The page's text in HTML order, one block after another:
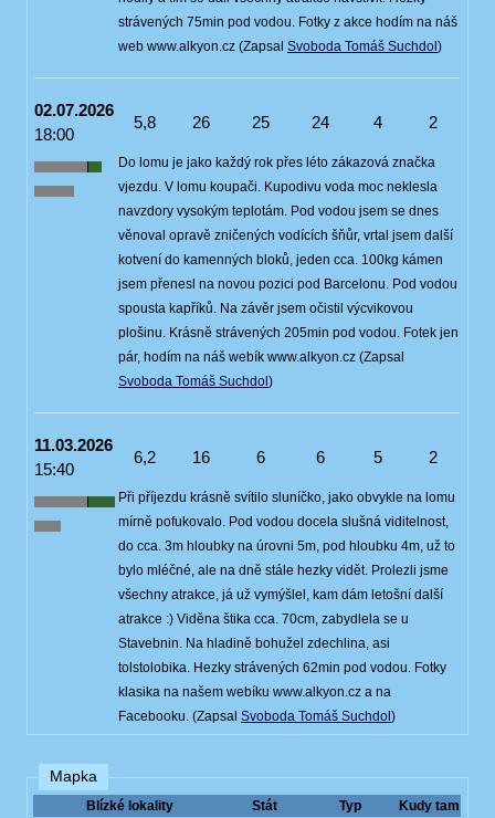
strávených 75min pod vodou. Fotky z akce hodím na náš
web www.alkyon.cz (Zapsal Svoboda Tomáš Suchdol )
02.07.2026
18:00
5,8 26 25 24 4 2
Do lomu je jako každý rok přes léto zákazová značka
vjezdu. V lomu koupači. Kupodivu voda moc neklesla
navzdory vysokým teplotám. Pod vodou jsem se dnes
věnoval opravě zničených vodících šňůr, vrtal jsem další
kotvení do kamenných bloků, jeden cca. 100kg kámen
jsem přenesl na novou pozici pod Barcelonu. Pod vodou
spousta kapříků. Na závěr jsem očistil výcvikovou
plošinu. Krásně strávených 205min pod vodou. Fotek jen
pár, hodím na náš webík www.alkyon.cz (Zapsal
Svoboda Tomáš Suchdol )
11.03.2026
15:40
6,2 16 6 6 5 2
Při příjezdu krásně svítilo sluníčko, jako obvykle na lomu
mírně pofukovalo. Pod vodou docela slušná viditelnost,
do cca. 3m hloubky na úrovni 5m, pod hloubku 4m, už to
bylo mléčné, ale na dně stále hezky vidět. Prolezli jsme
všechny atrakce, já už vymýšlel, kam dám letošní další
atrakce :) Viděna štika cca. 70cm, zabydlela se u
Stavebnin. Na hladině bohužel zdechlina, asi
tolstolobika. Hezky strávených 62min pod vodou. Fotky
klasika na našem webíku www.alkyon.cz a na
Facebooku. (Zapsal Svoboda Tomáš Suchdol )
Mapka
Blízké lokality Stát Typ Kudy tam